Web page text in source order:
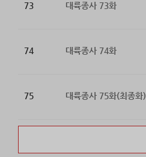
73 대륙종사 73화
74 대륙종사 74화
75 대륙종사 75화(최종화)